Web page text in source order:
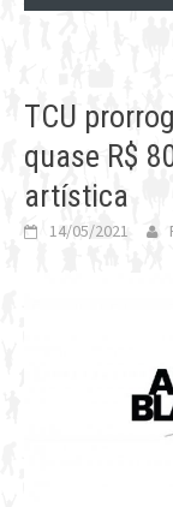
TCU
quase R$
artística
14/05/2021